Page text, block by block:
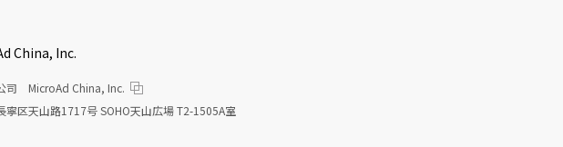
China, Inc.
司 MicroAd China, Inc.
寧区天山路1717号 SOHO天山広場 T2-1505A室